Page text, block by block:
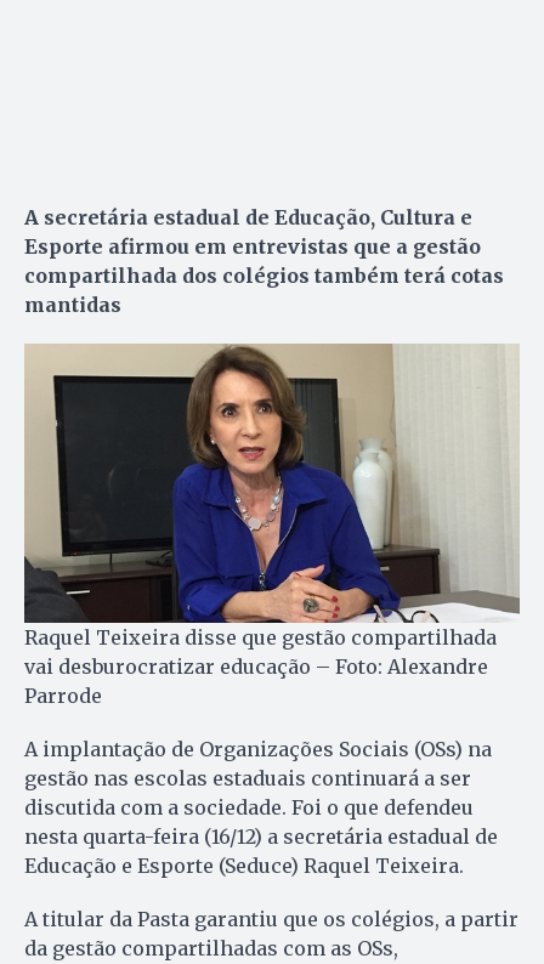
A secretária estadual de Educação, Cultura e
Esporte afirmou em entrevistas que a gestão
compartilhada dos colégios também terá cotas
mantidas
Raquel Teixeira disse que gestão compartilhada
vai desburocratizar educação – Foto: Alexandre
Parrode
A implantação de Organizações Sociais (OSs) na
gestão nas escolas estaduais continuará a ser
discutida com a sociedade. Foi o que defendeu
nesta quarta-feira (16/12) a secretária estadual de
Educação e Esporte (Seduce) Raquel Teixeira.
A titular da Pasta garantiu que os colégios, a partir
da gestão compartilhadas com as OSs,